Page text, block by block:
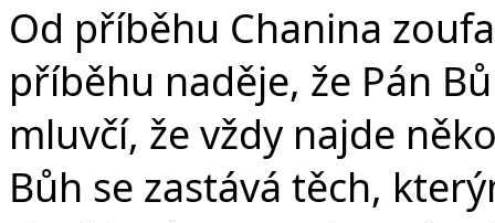
Od příběhu Chanina
příběhu naděje, že Pán
mluvčí, že vždy najde
Bůh se zastává těch,